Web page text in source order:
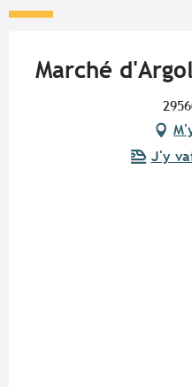
Marché d'Argol
J'y